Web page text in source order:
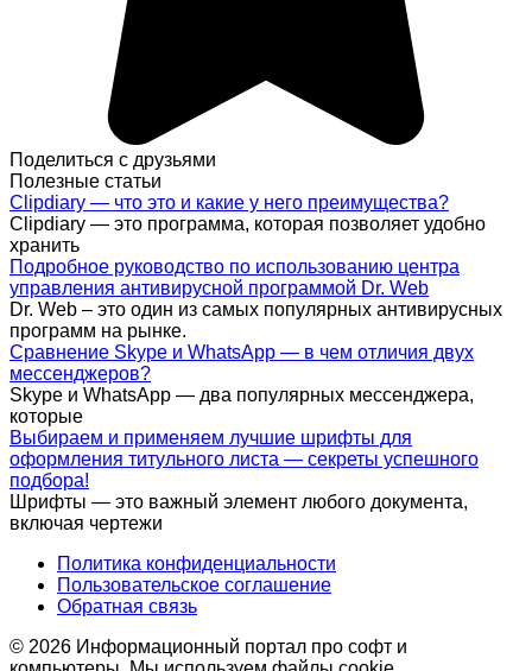
Поделиться с друзьями
Полезные статьи
Clipdiary — что это и какие у него преимущества?
Clipdiary — это программа, которая позволяет удобно
хранить
Подробное руководство по использованию центра
управления антивирусной программой Dr. Web
Dr. Web – это один из самых популярных антивирусных
программ на рынке.
Сравнение Skype и WhatsApp — в чем отличия двух
мессенджеров?
Skype и WhatsApp — два популярных мессенджера,
которые
Выбираем и применяем лучшие шрифты для
оформления титульного листа — секреты успешного
подбора!
Шрифты — это важный элемент любого документа,
включая чертежи
Политика конфиденциальности
Пользовательское соглашение
Обратная связь
© 2026 Информационный портал про софт и